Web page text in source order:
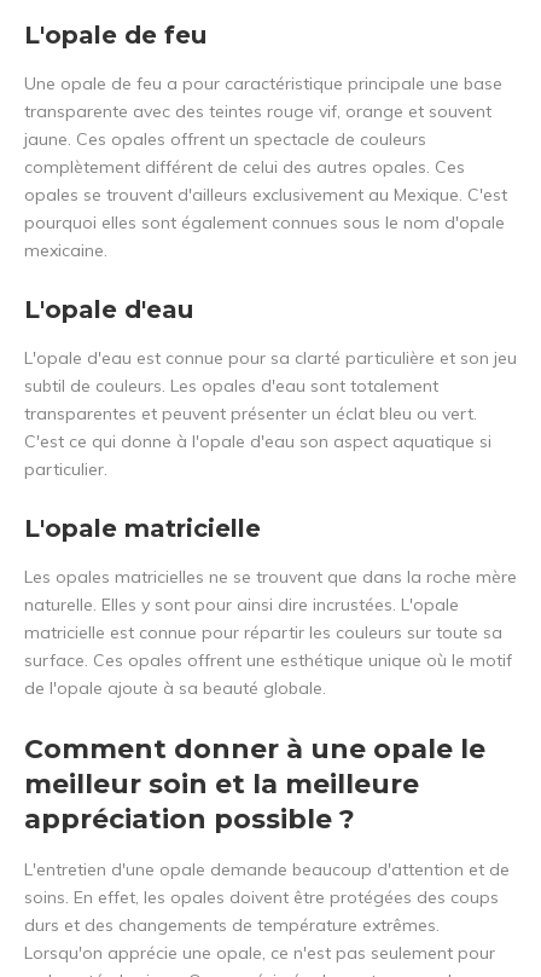
L'opale de feu
Une opale de feu a pour caractéristique principale une base
transparente avec des teintes rouge vif, orange et souvent
jaune. Ces opales offrent un spectacle de couleurs
complètement différent de celui des autres opales. Ces
opales se trouvent d'ailleurs exclusivement au Mexique. C'est
pourquoi elles sont également connues sous le nom d'opale
mexicaine.
L'opale d'eau
L'opale d'eau est connue pour sa clarté particulière et son jeu
subtil de couleurs. Les opales d'eau sont totalement
transparentes et peuvent présenter un éclat bleu ou vert.
C'est ce qui donne à l'opale d'eau son aspect aquatique si
particulier.
L'opale matricielle
Les opales matricielles ne se trouvent que dans la roche mère
naturelle. Elles y sont pour ainsi dire incrustées. L'opale
matricielle est connue pour répartir les couleurs sur toute sa
surface. Ces opales offrent une esthétique unique où le motif
de l'opale ajoute à sa beauté globale.
Comment donner à une opale le
meilleur soin et la meilleure
appréciation possible ?
L'entretien d'une opale demande beaucoup d'attention et de
soins. En effet, les opales doivent être protégées des coups
durs et des changements de température extrêmes.
Lorsqu'on apprécie une opale, ce n'est pas seulement pour